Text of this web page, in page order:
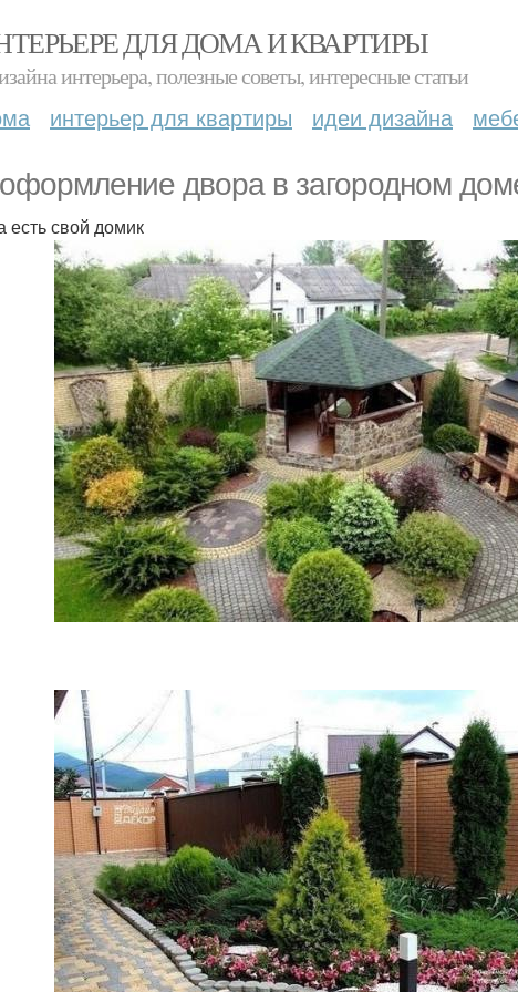
ДЛЯ ДОМА И КВАРТИРЫ
интерьера, полезные советы, интересные статьи
интерьер для квартиры идеи дизайна
двора в загородном
есть свой домик